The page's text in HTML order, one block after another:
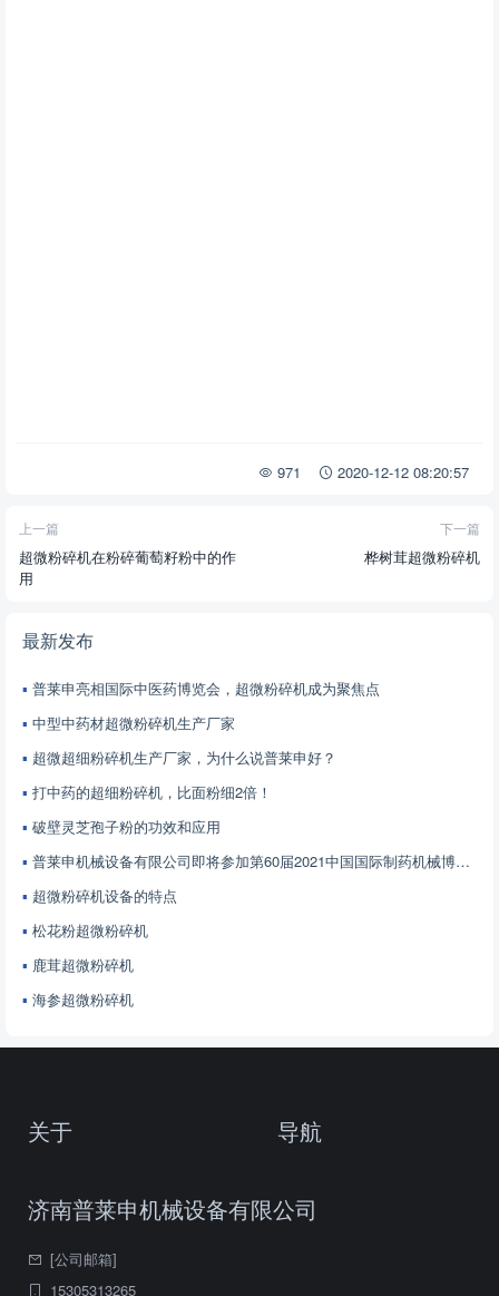
971 2020-12-12 08:20:57
上一篇
超微粉碎机在粉碎葡萄籽粉中的作
用
下一篇
桦树茸超微粉碎机
最新发布
普莱申亮相国际中医药博览会，超微粉碎机成为聚焦点
中型中药材超微粉碎机生产厂家
超微超细粉碎机生产厂家，为什么说普莱申好？
打中药的超细粉碎机，比面粉细2倍！
破壁灵芝孢子粉的功效和应用
普莱申机械设备有限公司即将参加第60届2021中国国际制药机械博览会
超微粉碎机设备的特点
松花粉超微粉碎机
鹿茸超微粉碎机
海参超微粉碎机
关于 导航
济南普莱申机械设备有限公司
[公司邮箱]
15305313265